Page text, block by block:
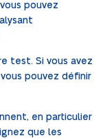
pouvez
test. Si vous avez
pouvez définir
en particulier
que les